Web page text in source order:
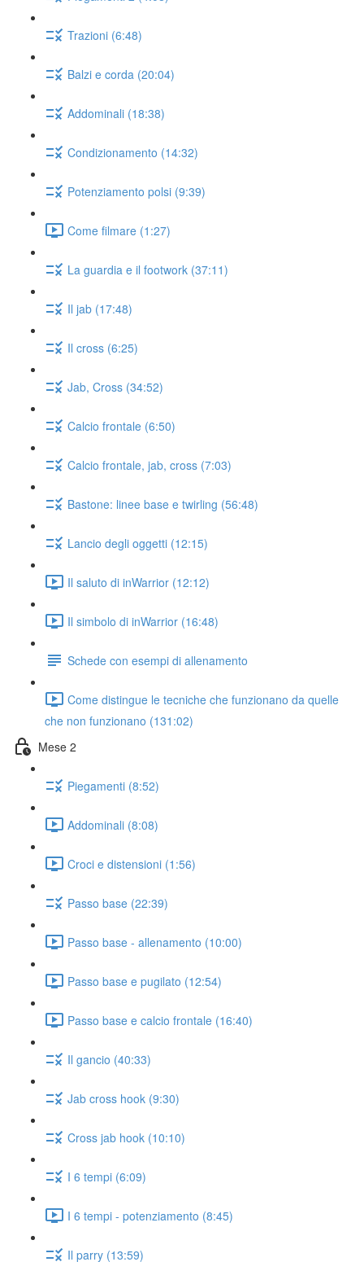
Trazioni (6:48)
Balzi e corda (20:04)
Addominali (18:38)
Condizionamento (14:32)
Potenziamento polsi (9:39)
Come filmare (1:27)
La guardia e il footwork (37:11)
Il jab (17:48)
Il cross (6:25)
Jab, Cross (34:52)
Calcio frontale (6:50)
Calcio frontale, jab, cross (7:03)
Bastone: linee base e twirling (56:48)
Lancio degli oggetti (12:15)
Il saluto di inWarrior (12:12)
Il simbolo di inWarrior (16:48)
Schede con esempi di allenamento
Come distingue le tecniche che funzionano da quelle
che non funzionano (131:02)
Mese 2
Piegamenti (8:52)
Addominali (8:08)
Croci e distensioni (1:56)
Passo base (22:39)
Passo base - allenamento (10:00)
Passo base e pugilato (12:54)
Passo base e calcio frontale (16:40)
Il gancio (40:33)
Jab cross hook (9:30)
Cross jab hook (10:10)
I 6 tempi (6:09)
I 6 tempi - potenziamento (8:45)
Il parry (13:59)